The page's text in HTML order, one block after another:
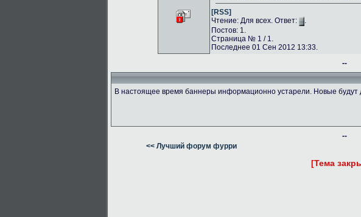
[RSS]
Чтение: Для всех. Ответ:
.
Постов: 1.
Страница № 1 / 1.
Последнее 01 Сен 2012 13:33.
--
В настоящее время баннеры информационно устарели. Новые будут
--
<< Лучший форум фурри
[Тема